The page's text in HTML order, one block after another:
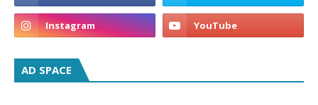
AD SPACE